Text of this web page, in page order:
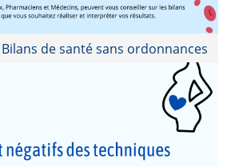
de santé sans ordonnances